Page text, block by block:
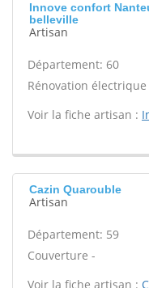
Innove confort
belleville
Artisan
Département: 60
Rénovation
Voir la fiche artisan :
Cazin Quarouble
Artisan
Département: 59
Couverture -
Voir la fiche artisan :